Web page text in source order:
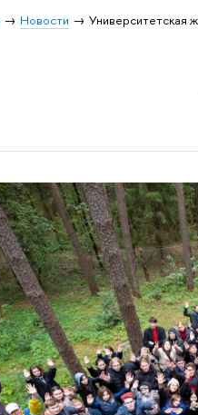
Новости Университетская